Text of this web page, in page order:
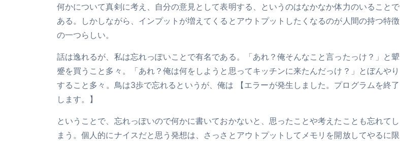
何かについて真剣に考え、自分の意見として表明する、というのはなかなか体力のいることで
ある。しかしながら、インプットが増えてくるとアウトプットしたくなるのが人間の持つ特徴
の一つらしい。
話は逸れるが、私は忘れっぽいことで有名である。「あれ？俺そんなこと言ったっけ？」と顰
蹙を買うこと多々。「あれ？俺は何をしようと思ってキッチンに来たんだっけ？」とぼんやり
すること多々。鳥は3歩で忘れるというが、俺は 【エラーが発生しました。プログラムを終了
します。】
ということで、忘れっぽいので何かに書いておかないと、思ったことや考えたことも忘れてし
まう。個人的にナイスだと思う発想は、さっさとアウトプットしてメモリを開放してやるに限